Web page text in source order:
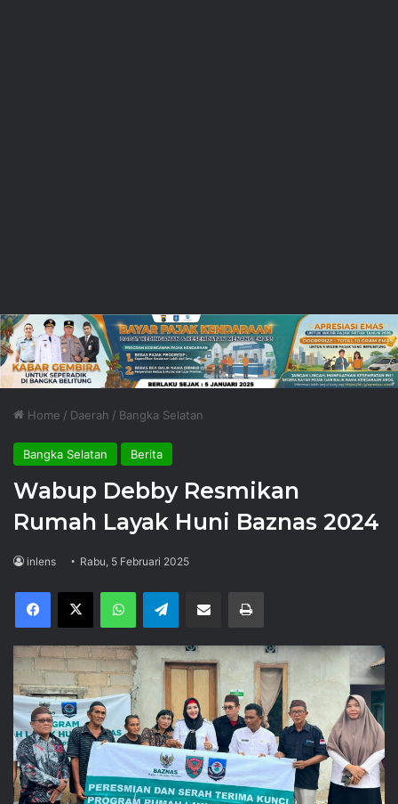
Home / Daerah / Bangka Selatan
Bangka Selatan Berita
Wabup Debby Resmikan
Rumah Layak Huni Baznas 2024
inlens Rabu, 5 Februari 2025
Facebook
X WhatsAppTelegram Share via Email Print